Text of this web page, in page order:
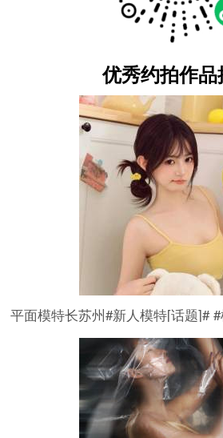
优秀约拍作品
平面模特长苏州#新人模特[话题]#
感） 个人爱好，不做商业